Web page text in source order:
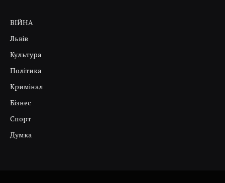
ВІЙНА
Львів
Культура
Політика
Кримінал
Бізнес
Спорт
Думка